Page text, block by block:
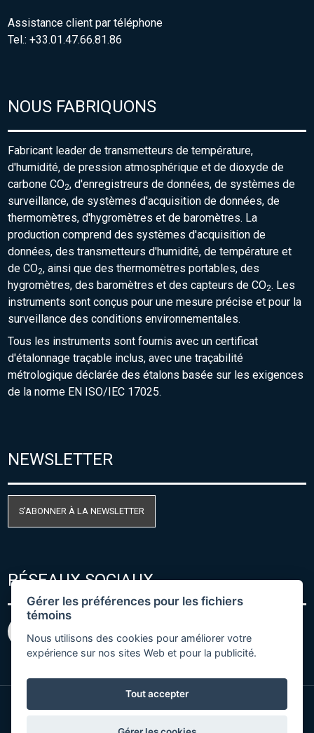
Assistance client par téléphone
Tel.: +33.01.47.66.81.86
NOUS FABRIQUONS
Fabricant leader de transmetteurs de température,
d'humidité, de pression atmosphérique et de dioxyde de
carbone CO2, d'enregistreurs de données, de systèmes de
surveillance, de systèmes d'acquisition de données, de
thermomètres, d'hygromètres et de baromètres. La
production comprend des systèmes d'acquisition de
données, des transmetteurs d'humidité, de température et
de CO2, ainsi que des thermomètres portables, des
hygromètres, des baromètres et des capteurs de CO2. Les
instruments sont conçus pour une mesure précise et pour la
surveillance des conditions environnementales.
Tous les instruments sont fournis avec un certificat
d'étalonnage traçable inclus, avec une traçabilité
métrologique déclarée des étalons basée sur les exigences
de la norme EN ISO/IEC 17025.
NEWSLETTER
S'ABONNER À LA NEWSLETTER
RÉSEAUX SOCIAUX
Gérer les préférences pour les fichiers
témoins
Nous utilisons des cookies pour améliorer votre
expérience sur nos sites Web et pour la publicité.
Tout accepter